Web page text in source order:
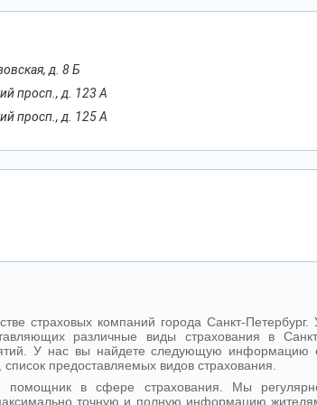
д. 8 Б
просп., д. 123 А
просп., д. 125 А
страховых компаний города Санкт-Петербург.
различные виды страхования в
У нас вы найдете следующую информацию
предоставляемых видов страхования.
помощник в сфере страхования. Мы
точную и полную информацию